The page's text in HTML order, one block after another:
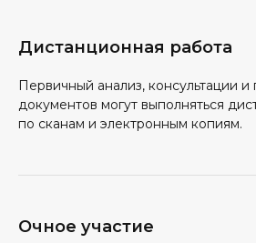
Дистанционная работа
Первичный анализ, консультации и
документов могут выполняться
по сканам и электронным копиям.
Очное участие